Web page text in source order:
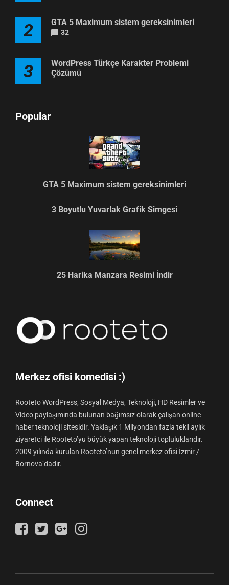
2 GTA 5 Maximum sistem gereksinimleri
32
3
WordPress Türkçe Karakter Problemi
Çözümü
Popular
GTA 5 Maximum sistem gereksinimleri
3 Boyutlu Yuvarlak Grafik Simgesi
25 Harika Manzara Resimi İndir
Merkez ofisi komedisi :)
Rooteto WordPress, Sosyal Medya, Teknoloji, HD Resimler ve
Video paylaşımında bulunan bağımsız olarak çalışan online
haber teknoloji sitesidir. Yaklaşık 1 Milyondan fazla tekil aylık
ziyaretci ile Rooteto’yu büyük yapan teknoloji topluluklarıdır.
2009 yılında kurulan Rooteto’nun genel merkez ofisi İzmir /
Bornova’dadır.
Connect